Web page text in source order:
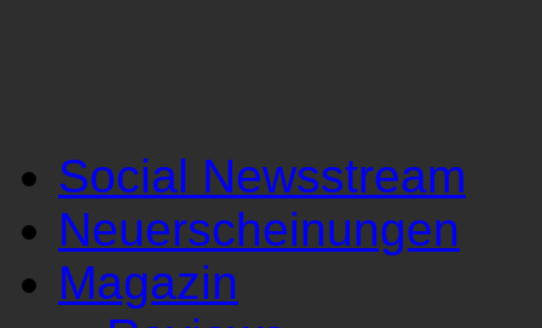
Social Newsstream
Neuerscheinungen
Magazin